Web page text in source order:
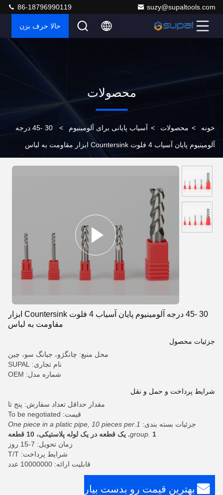
suzy@supaltools.com
86-18796990119
حالا حرف بزن
محصولات
خونه > محصولات > آسیاب پایانی برای آلومینیوم > 30 -45 درجه
آلومینیوم پایان آسیاب 4 فلوت Countersink ابزار مقاومت به لباس
30 -45 درجه آلومینیوم پایان آسیاب 4 فلوت Countersink ابزار
مقاومت به لباس
جزئیات محصول
محل منبع: چانگژو، جیانگ سو، چین
نام تجاری: SUPAL
شماره مدل: OEM
شرایط پرداخت و حمل و نقل
مقدار حداقل تعداد سفارش: پنج تا
قیمت: To be negotiated
جزئیات بسته بندی:
1.One piece in a platic pipe, 10 pieces per
group. 1. یک قطعه در یک لوله پلاستیکی، 10 قطعه
زمان تحویل: 7-15 روز
شرایط پرداخت: T/T
قابلیت ارائه: 10000000 عدد
بهترین قیمت رو بدست بیار